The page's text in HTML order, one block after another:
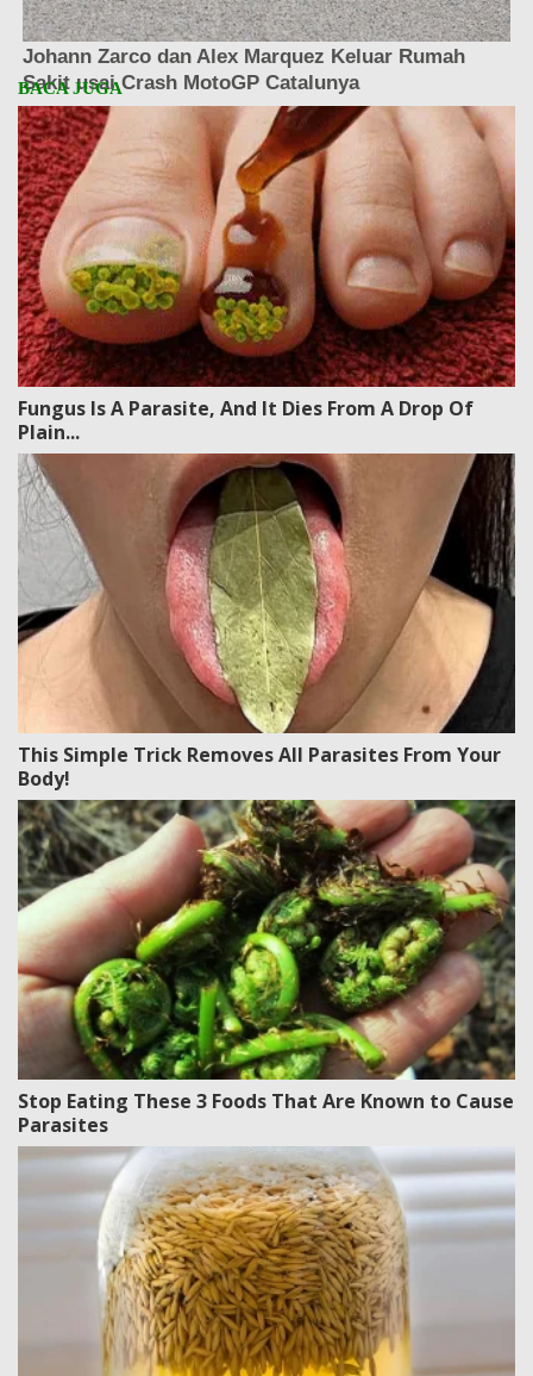
Fungus Is A Parasite, And It Dies From A Drop Of
Plain...
This Simple Trick Removes All Parasites From Your
Body!
Stop Eating These 3 Foods That Are Known to Cause
Parasites